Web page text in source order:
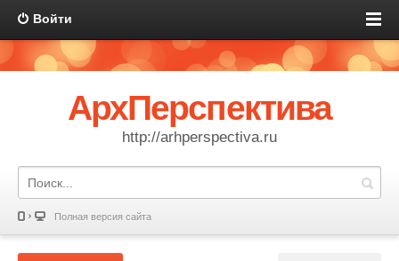
Войти
АрхПерспектива
http://arhperspectiva.ru
Полная версия сайта